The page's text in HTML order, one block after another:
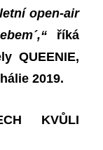
open-air
´,“ říká
QUEENIE,
2019.
KVŮLI